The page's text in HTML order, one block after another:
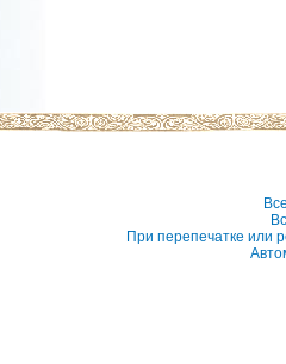
При перепечатке или